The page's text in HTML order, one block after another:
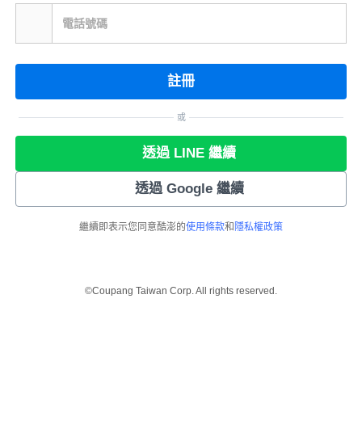
電話號碼
註冊
或
透過 LINE 繼續
透過 Google 繼續
繼續即表示您同意酷澎的使用條款和 隱私權政策
©Coupang Taiwan Corp. All rights reserved.